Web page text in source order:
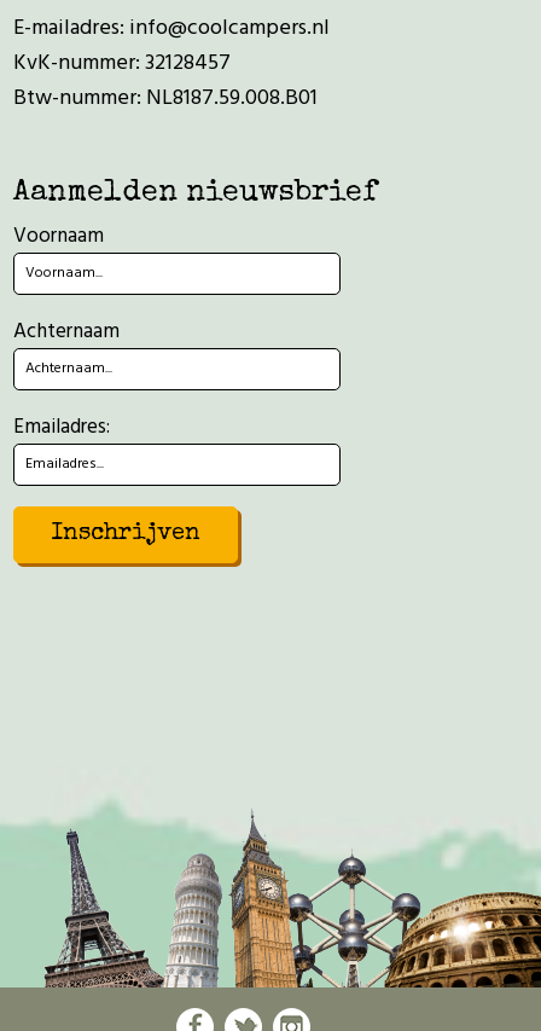
E-mailadres: info@coolcampers.nl
KvK-nummer: 32128457
Btw-nummer: NL8187.59.008.B01
Aanmelden nieuwsbrief
Voornaam
Achternaam
Emailadres: